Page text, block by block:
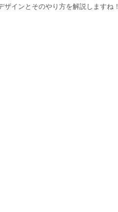
インとそのやり方を解説しますね！